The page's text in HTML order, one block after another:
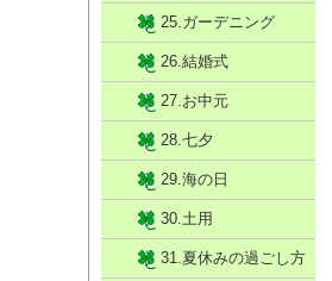
25.ガーデニング
26.結婚式
27.お中元
28.七夕
29.海の日
30.土用
31.夏休みの過ごし方